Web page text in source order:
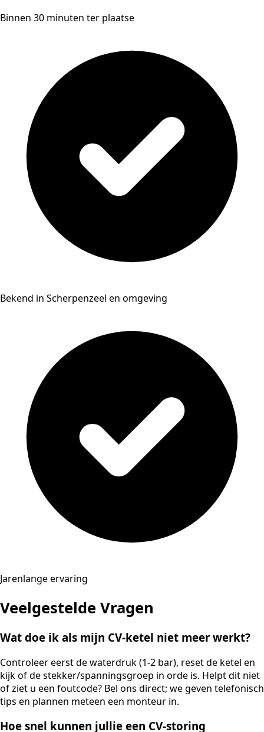
Binnen 30 minuten ter plaatse
Bekend in Scherpenzeel en omgeving
Jarenlange ervaring
Veelgestelde Vragen
Wat doe ik als mijn CV-ketel niet meer werkt?
Controleer eerst de waterdruk (1-2 bar), reset de ketel en
kijk of de stekker/spanningsgroep in orde is. Helpt dit niet
of ziet u een foutcode? Bel ons direct; we geven telefonisch
tips en plannen meteen een monteur in.
Hoe snel kunnen jullie een CV-storing